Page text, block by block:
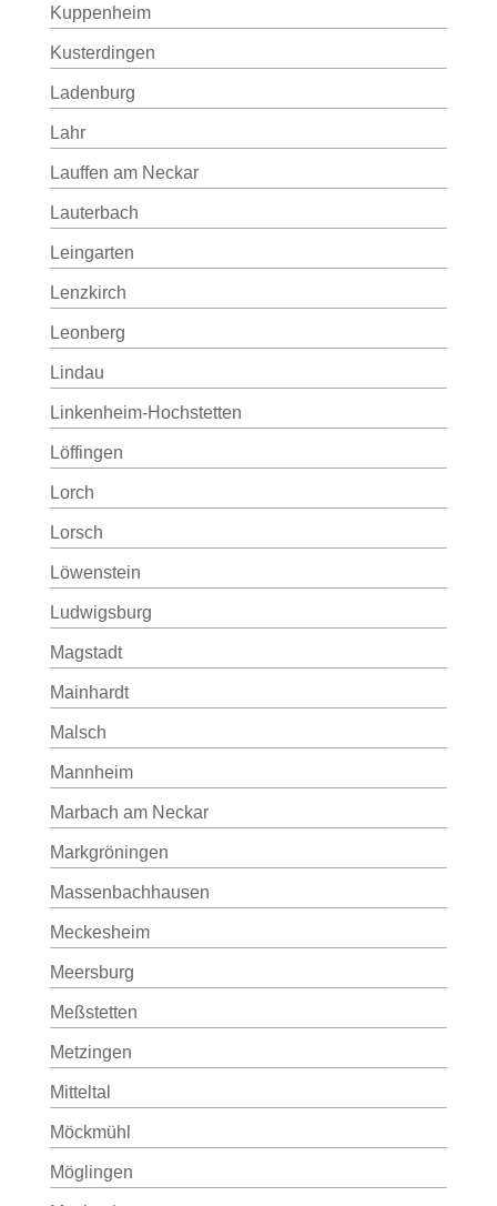
Kuppenheim
Kusterdingen
Ladenburg
Lahr
Lauffen am Neckar
Lauterbach
Leingarten
Lenzkirch
Leonberg
Lindau
Linkenheim-Hochstetten
Löffingen
Lorch
Lorsch
Löwenstein
Ludwigsburg
Magstadt
Mainhardt
Malsch
Mannheim
Marbach am Neckar
Markgröningen
Massenbachhausen
Meckesheim
Meersburg
Meßstetten
Metzingen
Mitteltal
Möckmühl
Möglingen